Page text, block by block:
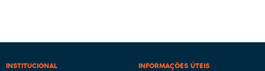
INSTITUCIONAL INFORMAÇÕES ÚTEIS